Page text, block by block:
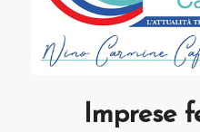
Imprese